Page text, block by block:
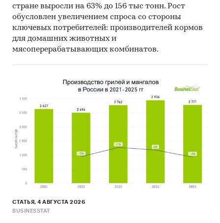
стране выросли на 63% до 156 тыс тонн. Рост
обусловлен увеличением спроса со стороны
ключевых потребителей: производителей кормов
для домашних животных и
мясоперерабатывающих комбинатов.
СТАТЬЯ, 4 АВГУСТА 2026
BUSINESSTAT